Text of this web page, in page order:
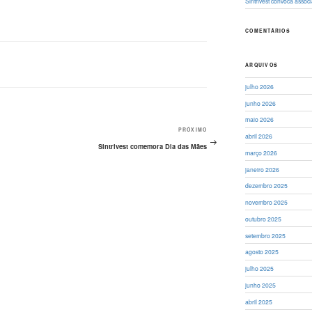
Próximo
post
PRÓXIMO
Sintrivest comemora Dia das Mães
COMENTÁRIOS
ARQUIVOS
julho 2026
junho 2026
maio 2026
abril 2026
março 2026
janeiro 2026
dezembro 2025
novembro 2025
outubro 2025
setembro 2025
agosto 2025
julho 2025
junho 2025
abril 2025